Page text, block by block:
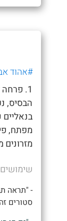
#אהוד
1.
הבסיס,
מפתח,
שימושים
- "תראה
סטורים